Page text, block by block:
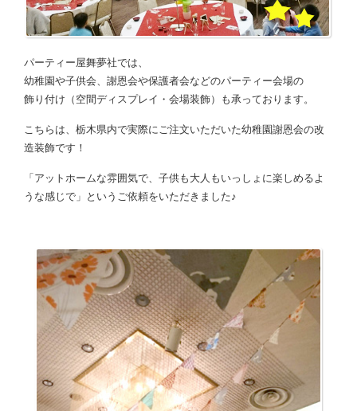
パーティー屋舞夢社では、
幼稚園や子供会、謝恩会や保護者会などのパーティー会場の
飾り付け（空間ディスプレイ・会場装飾）も承っております。
こちらは、栃木県内で実際にご注文いただいた幼稚園謝恩会の改
造装飾です！
「アットホームな雰囲気で、子供も大人もいっしょに楽しめるよ
うな感じで」というご依頼をいただきました♪